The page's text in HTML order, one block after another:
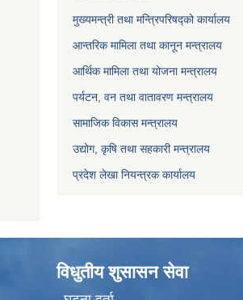
मुख्यमन्त्री तथा मन्त्रिपरिषद्को कार्यालय
आन्तरिक मामिला तथा कानून मन्त्रालय
आर्थिक मामिला तथा योजना मन्त्रालय
पर्यटन, वन तथा वातावरण मन्त्रालय
सामाजिक विकास मन्त्रालय
उद्योग, कृषि तथा सहकारी मन्त्रालय
प्रदेश लेखा नियन्त्रक कार्यालय
विधुतीय शुसासन सेवा